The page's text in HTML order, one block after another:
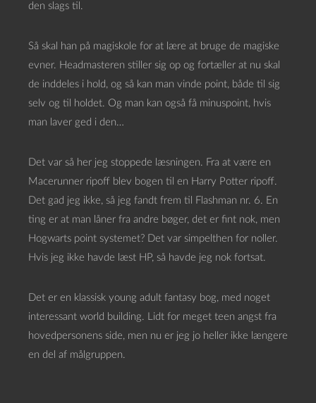
den slags til.
Så skal han på magiskole for at lære at bruge de magiske
evner. Headmasteren stiller sig op og fortæller at nu skal
de inddeles i hold, og så kan man vinde point, både til sig
selv og til holdet. Og man kan også få minuspoint, hvis
man laver ged i den…
Det var så her jeg stoppede læsningen. Fra at være en
Macerunner ripoff blev bogen til en Harry Potter ripoff.
Det gad jeg ikke, så jeg fandt frem til Flashman nr. 6. En
ting er at man låner fra andre bøger, det er fint nok, men
Hogwarts point systemet? Det var simpelthen for noller.
Hvis jeg ikke havde læst HP, så havde jeg nok fortsat.
Det er en klassisk young adult fantasy bog, med noget
interessant world building. Lidt for meget teen angst fra
hovedpersonens side, men nu er jeg jo heller ikke længere
en del af målgruppen.